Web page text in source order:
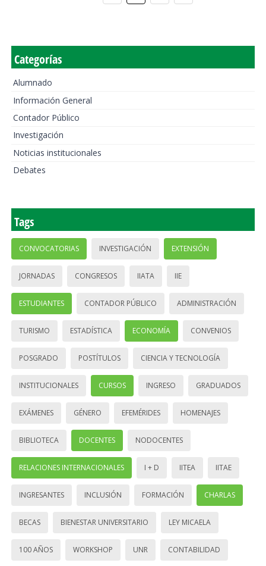
Categorías
Alumnado
Información General
Contador Público
Investigación
Noticias institucionales
Debates
Tags
CONVOCATORIAS INVESTIGACIÓN EXTENSIÓN
JORNADAS CONGRESOS IIATA IIE
ESTUDIANTES CONTADOR PÚBLICO ADMINISTRACIÓN
TURISMO ESTADÍSTICA ECONOMÍA CONVENIOS
POSGRADO POSTÍTULOS CIENCIA Y TECNOLOGÍA
INSTITUCIONALES CURSOS INGRESO GRADUADOS
EXÁMENES GÉNERO EFEMÉRIDES HOMENAJES
BIBLIOTECA DOCENTES NODOCENTES
RELACIONES INTERNACIONALES I + D IITEA IITAE
INGRESANTES INCLUSIÓN FORMACIÓN CHARLAS
BECAS BIENESTAR UNIVERSITARIO LEY MICAELA
100 AÑOS WORKSHOP UNR CONTABILIDAD